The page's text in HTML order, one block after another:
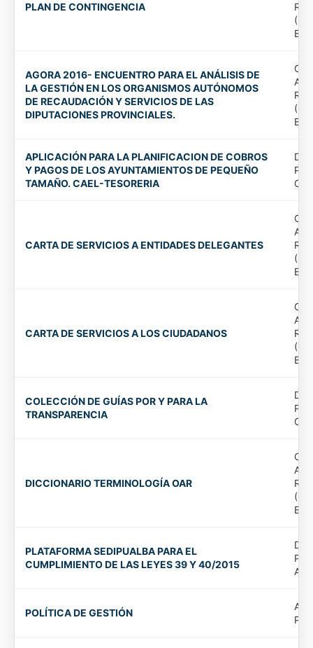
PLAN DE CONTINGENCIA
AGORA 2016- ENCUENTRO PARA EL ANÁLISIS DE
LA GESTIÓN EN LOS ORGANISMOS AUTÓNOMOS
DE RECAUDACIÓN Y SERVICIOS DE LAS
DIPUTACIONES PROVINCIALES.
APLICACIÓN PARA LA PLANIFICACION DE COBROS
Y PAGOS DE LOS AYUNTAMIENTOS DE PEQUEÑO
TAMAÑO. CAEL-TESORERIA
CARTA DE SERVICIOS A ENTIDADES DELEGANTES
CARTA DE SERVICIOS A LOS CIUDADANOS
COLECCIÓN DE GUÍAS POR Y PARA LA
TRANSPARENCIA
DICCIONARIO TERMINOLOGÍA OAR
PLATAFORMA SEDIPUALBA PARA EL
CUMPLIMIENTO DE LAS LEYES 39 Y 40/2015
POLÍTICA DE GESTIÓN